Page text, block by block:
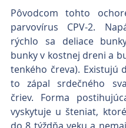
Pôvodcom tohto
parvovírus CPV-2.
rýchlo sa deliace
bunky v kostnej dreni a
tenkého čreva). Existujú
to zápal srdečného
čriev. Forma
vyskytuje u šteniat,